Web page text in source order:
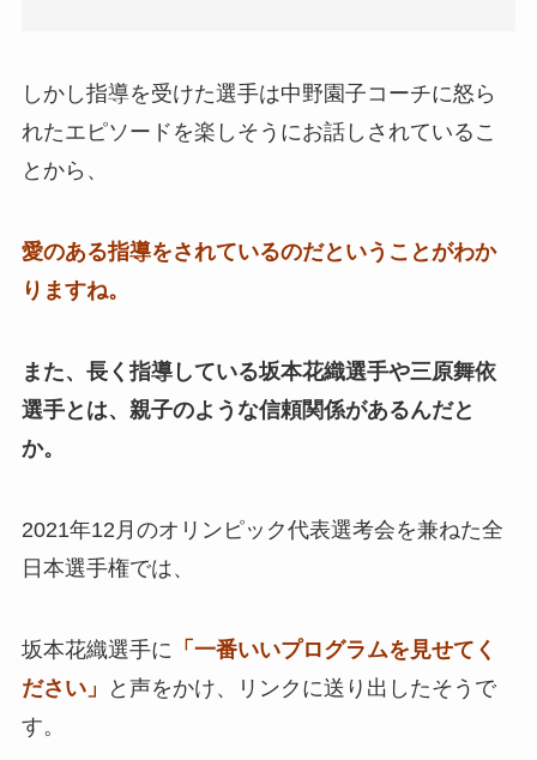
しかし指導を受けた選手は中野園子コーチに怒ら
れたエピソードを楽しそうにお話しされているこ
とから、
愛のある指導をされているのだということがわか
りますね。
また、長く指導している坂本花織選手や三原舞依
選手とは、親子のような信頼関係があるんだと
か。
2021年12月のオリンピック代表選考会を兼ねた全
日本選手権では、
坂本花織選手に 「一番いいプログラムを見せてく
ださい」
と声をかけ、リンクに送り出したそうで
す。